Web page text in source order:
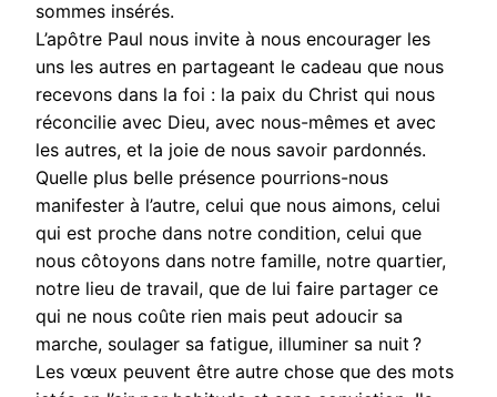
sommes insérés.
L’apôtre Paul nous invite à nous encourager les
uns les autres en partageant le cadeau que nous
recevons dans la foi : la paix du Christ qui nous
réconcilie avec Dieu, avec nous-mêmes et avec
les autres, et la joie de nous savoir pardonnés.
Quelle plus belle présence pourrions-nous
manifester à l’autre, celui que nous aimons, celui
qui est proche dans notre condition, celui que
nous côtoyons dans notre famille, notre quartier,
notre lieu de travail, que de lui faire partager ce
qui ne nous coûte rien mais peut adoucir sa
marche, soulager sa fatigue, illuminer sa nuit ?
Les vœux peuvent être autre chose que des mots